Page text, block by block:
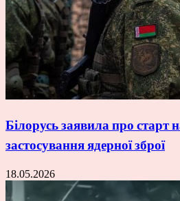
Білорусь заявила про старт
застосування ядерної зброї
18.05.2026